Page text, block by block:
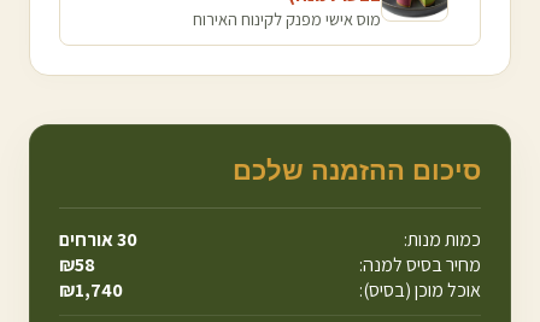
מוס אישי מפנק לקינוח האירוח
סיכום ההזמנה שלכם
כמות מנות: 30אורחים
מחיר בסיס למנה:
₪58
אוכל מוכן (בסיס):
₪1,740